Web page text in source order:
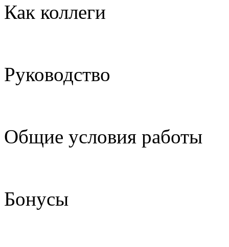
Как коллеги
Руководство
Общие условия работы
Бонусы